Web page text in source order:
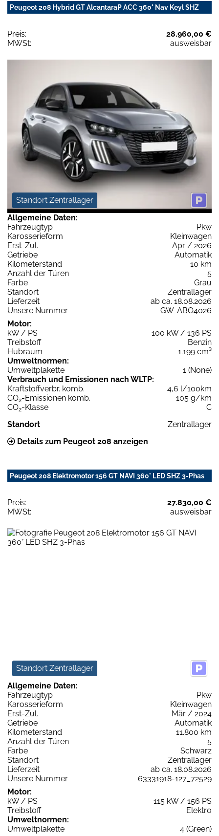
Peugeot 208 Hybrid GT AlcantaraP ACC 360° Nav Keyl SHZ
Preis:
28.960,00 €
MWSt:
ausweisbar
Standort Zentrallager
Allgemeine Daten:
Fahrzeugtyp
Pkw
Karosserieform
Kleinwagen
Erst-Zul.
Apr / 2026
Getriebe
Automatik
Kilometerstand
10 km
Anzahl der Türen
5
Farbe
Grau
Standort
Zentrallager
Lieferzeit
ab ca. 18.08.2026
Unsere Nummer
GW-ABO4026
Motor:
kW / PS
100 kW / 136 PS
Treibstoff
Benzin
Hubraum
1.199 cm³
Umweltnormen:
Umweltplakette
1 (None)
Verbrauch und Emissionen nach WLTP:
Kraftstoffverbr. komb.
4,6 l/100km
CO2-Emissionen komb.
105 g/km
CO2-Klasse
C
Standort
Zentrallager
Details zum Peugeot 208 anzeigen
Peugeot 208 Elektromotor 156 GT NAVI 360° LED SHZ 3-Phas
Preis:
27.830,00 €
MWSt:
ausweisbar
Standort Zentrallager
Allgemeine Daten:
Fahrzeugtyp
Pkw
Karosserieform
Kleinwagen
Erst-Zul.
Mär / 2024
Getriebe
Automatik
Kilometerstand
11.800 km
Anzahl der Türen
5
Farbe
Schwarz
Standort
Zentrallager
Lieferzeit
ab ca. 18.08.2026
Unsere Nummer
63331918-127_72529
Motor:
kW / PS
115 kW / 156 PS
Treibstoff
Elektro
Umweltnormen:
Umweltplakette
4 (Green)